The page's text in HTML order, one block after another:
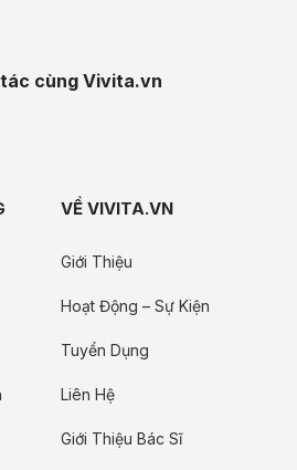
cùng Vivita.vn
VỀ VIVITA.VN
Giới Thiệu
Hoạt Động – Sự Kiện
Tuyển Dụng
Liên Hệ
Giới Thiệu Bác Sĩ